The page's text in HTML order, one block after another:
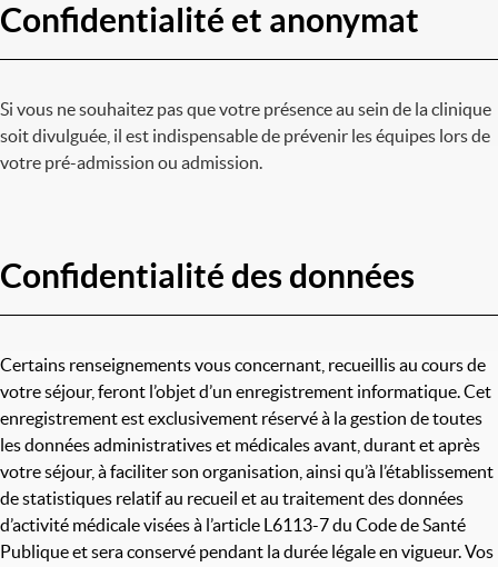
Confidentialité et anonymat
Si vous ne souhaitez pas que votre présence au sein de la clinique
soit divulguée, il est indispensable de prévenir les équipes lors de
votre pré-admission ou admission.
Confidentialité des données
Certains renseignements vous concernant, recueillis au cours de
votre séjour, feront l’objet d’un enregistrement informatique. Cet
enregistrement est exclusivement réservé à la gestion de toutes
les données administratives et médicales avant, durant et après
votre séjour, à faciliter son organisation, ainsi qu’à l’établissement
de statistiques relatif au recueil et au traitement des données
d’activité médicale visées à l’article L6113-7 du Code de Santé
Publique et sera conservé pendant la durée légale en vigueur. Vos